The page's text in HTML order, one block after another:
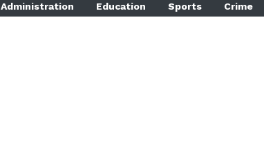
Administration Education Sports Crime